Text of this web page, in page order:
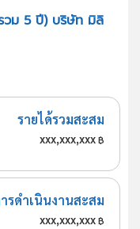
วม 5 ปี) บริษัท มิลิ
รายได้รวมสะสม
xxx,xxx,xxx฿
รดำเนินงานสะสม
xxx,xxx,xxx฿